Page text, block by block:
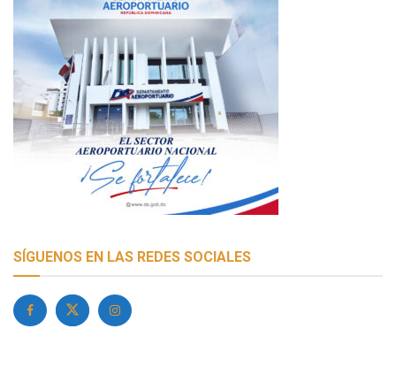
SÍGUENOS EN LAS REDES SOCIALES